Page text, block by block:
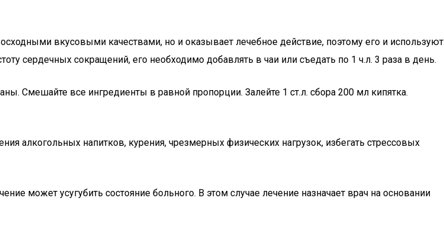
вкусовыми качествами, но и оказывает лечебное действие, поэтому его и используют
сердечных сокращений, его необходимо добавлять в чаи или съедать по 1 ч.л. 3 раза в день.
Смешайте все ингредиенты в равной пропорции. Залейте 1 ст.л. сбора 200 мл кипятка.
алкогольных напитков, курения, чрезмерных физических нагрузок, избегать стрессовых
может усугубить состояние больного. В этом случае лечение назначает врач на основании